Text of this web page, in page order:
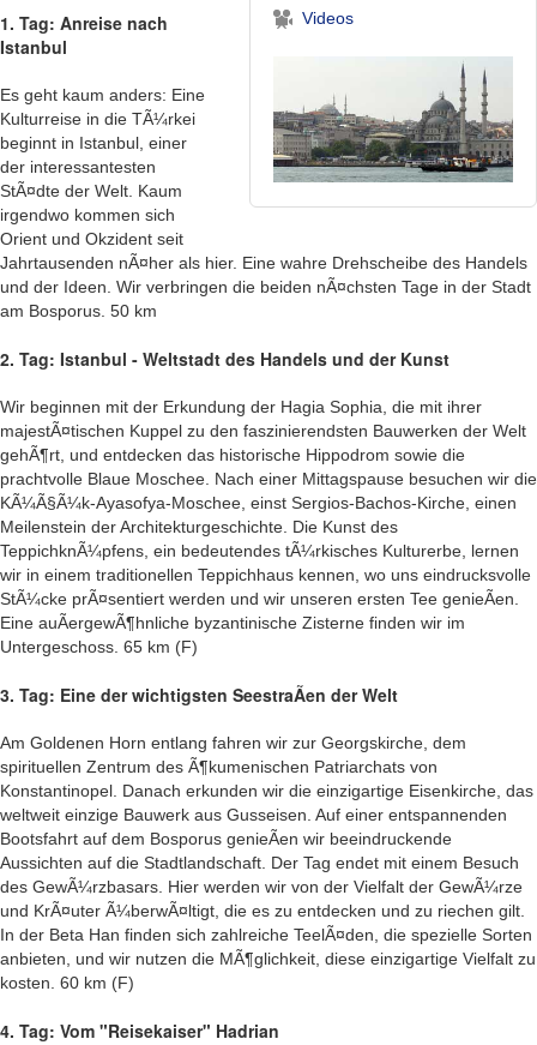
Videos
1. Tag: Anreise nach
Istanbul
Es geht kaum anders: Eine
Kulturreise in die TÃ¼rkei
beginnt in Istanbul, einer
der interessantesten
StÃ¤dte der Welt. Kaum
irgendwo kommen sich
Orient und Okzident seit
Jahrtausenden nÃ¤her als hier. Eine wahre Drehscheibe des Handels
und der Ideen. Wir verbringen die beiden nÃ¤chsten Tage in der Stadt
am Bosporus. 50 km
2. Tag: Istanbul - Weltstadt des Handels und der Kunst
Wir beginnen mit der Erkundung der Hagia Sophia, die mit ihrer
majestÃ¤tischen Kuppel zu den faszinierendsten Bauwerken der Welt
gehÃ¶rt, und entdecken das historische Hippodrom sowie die
prachtvolle Blaue Moschee. Nach einer Mittagspause besuchen wir die
KÃ¼Ã§Ã¼k-Ayasofya-Moschee, einst Sergios-Bachos-Kirche, einen
Meilenstein der Architekturgeschichte. Die Kunst des
TeppichknÃ¼pfens, ein bedeutendes tÃ¼rkisches Kulturerbe, lernen
wir in einem traditionellen Teppichhaus kennen, wo uns eindrucksvolle
StÃ¼cke prÃ¤sentiert werden und wir unseren ersten Tee genieÃen.
Eine auÃergewÃ¶hnliche byzantinische Zisterne finden wir im
Untergeschoss. 65 km (F)
3. Tag: Eine der wichtigsten SeestraÃen der Welt
Am Goldenen Horn entlang fahren wir zur Georgskirche, dem
spirituellen Zentrum des Ã¶kumenischen Patriarchats von
Konstantinopel. Danach erkunden wir die einzigartige Eisenkirche, das
weltweit einzige Bauwerk aus Gusseisen. Auf einer entspannenden
Bootsfahrt auf dem Bosporus genieÃen wir beeindruckende
Aussichten auf die Stadtlandschaft. Der Tag endet mit einem Besuch
des GewÃ¼rzbasars. Hier werden wir von der Vielfalt der GewÃ¼rze
und KrÃ¤uter Ã¼berwÃ¤ltigt, die es zu entdecken und zu riechen gilt.
In der Beta Han finden sich zahlreiche TeelÃ¤den, die spezielle Sorten
anbieten, und wir nutzen die MÃ¶glichkeit, diese einzigartige Vielfalt zu
kosten. 60 km (F)
4. Tag: Vom "Reisekaiser" Hadrian